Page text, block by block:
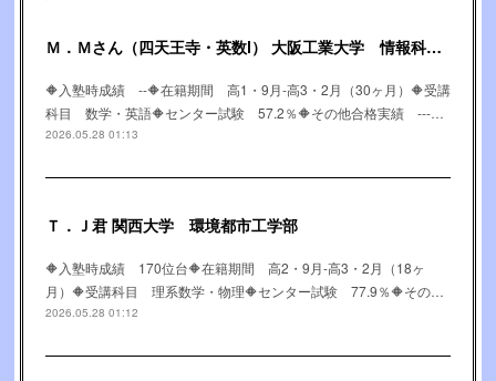
Ｍ．Ｍさん（四天王寺・英数Ⅰ） 大阪工業大学 情報科学部
🔶入塾時成績 --🔶在籍期間 高1・9月-高3・2月（30ヶ月）🔶受講
科目 数学・英語🔶センター試験 57.2％🔶その他合格実績 ---…
2026.05.28 01:13
Ｔ．Ｊ君 関西大学 環境都市工学部
🔶入塾時成績 170位台🔶在籍期間 高2・9月-高3・2月（18ヶ
月）🔶受講科目 理系数学・物理🔶センター試験 77.9％🔶その…
2026.05.28 01:12